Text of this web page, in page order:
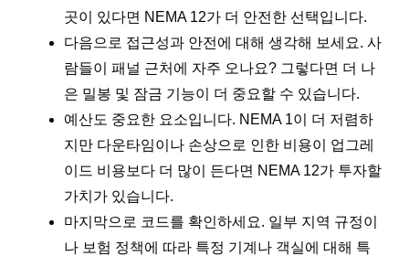
곳이 있다면 NEMA 12가 더 안전한 선택입니다.
다음으로 접근성과 안전에 대해 생각해 보세요. 사
람들이 패널 근처에 자주 오나요? 그렇다면 더 나
은 밀봉 및 잠금 기능이 더 중요할 수 있습니다.
예산도 중요한 요소입니다. NEMA 1이 더 저렴하
지만 다운타임이나 손상으로 인한 비용이 업그레
이드 비용보다 더 많이 든다면 NEMA 12가 투자할
가치가 있습니다.
마지막으로 코드를 확인하세요. 일부 지역 규정이
나 보험 정책에 따라 특정 기계나 객실에 대해 특